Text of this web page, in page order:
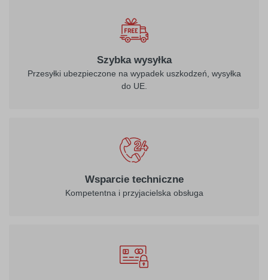
purpurowo-
312
burgund
Szybka wysyłka
Przesyłki ubezpieczone na wypadek uszkodzeń, wysyłka
do UE.
Wsparcie techniczne
Kompetentna i przyjacielska obsługa